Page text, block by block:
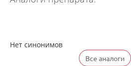
Нет синонимов
Все аналоги